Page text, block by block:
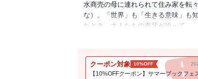
水商売の母に連れられて住み家を転
な）。「世界」も「生きる意味」も
たとき、大人たちの毒牙が迫って
濁りきって腐ったその心の中を隠
注意ください。
クーポン対象 10%OFF
【10%OFFクーポン】サマーブックフェ